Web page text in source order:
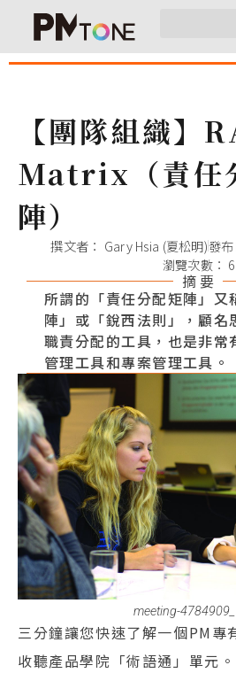
【團隊組織】
Matrix（責任
陣）
撰文者： Gary Hsia (夏松明)發布
瀏覽次數：
摘 要
所謂的「責任分配矩陣」又
陣」或「銳西法則」，顧名
職責分配的工具，也是非常
管理工具和專案管理工具。
meeting-
三分鐘讓您快速了解一個PM專
收聽產品學院「術語通」單元。